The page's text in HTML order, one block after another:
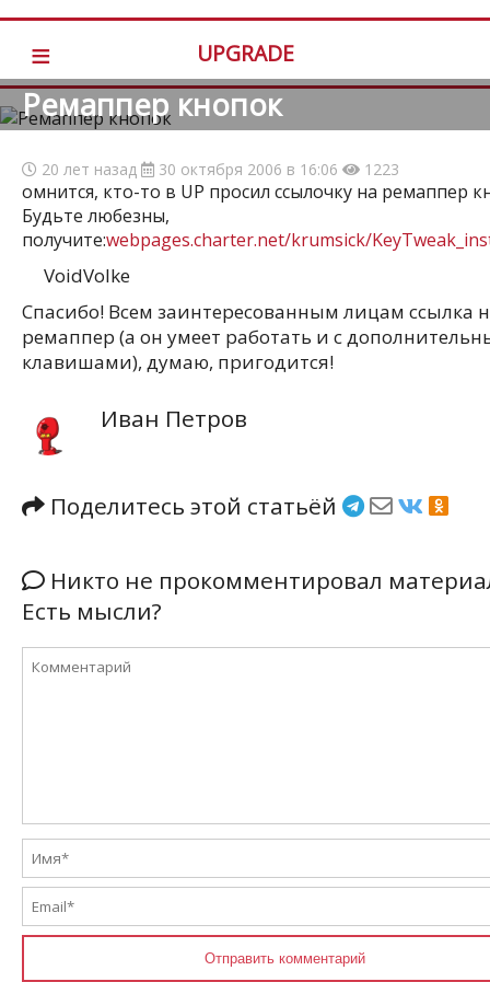
≡ UPGRADE
Ремаппер кнопок
20 лет назад 30 октября 2006 в 16:06 1223
омнится, кто-то в UP просил ссылочку на ремаппер
Будьте любезны,
получите:webpages.charter.net/krumsick/
VoidVolke
Спасибо! Всем заинтересованным лицам ссылка
ремаппер (а он умеет работать и с
клавишами), думаю, пригодится!
Иван Петров
Поделитесь этой статьёй
Никто не прокомментировал
Есть мысли?